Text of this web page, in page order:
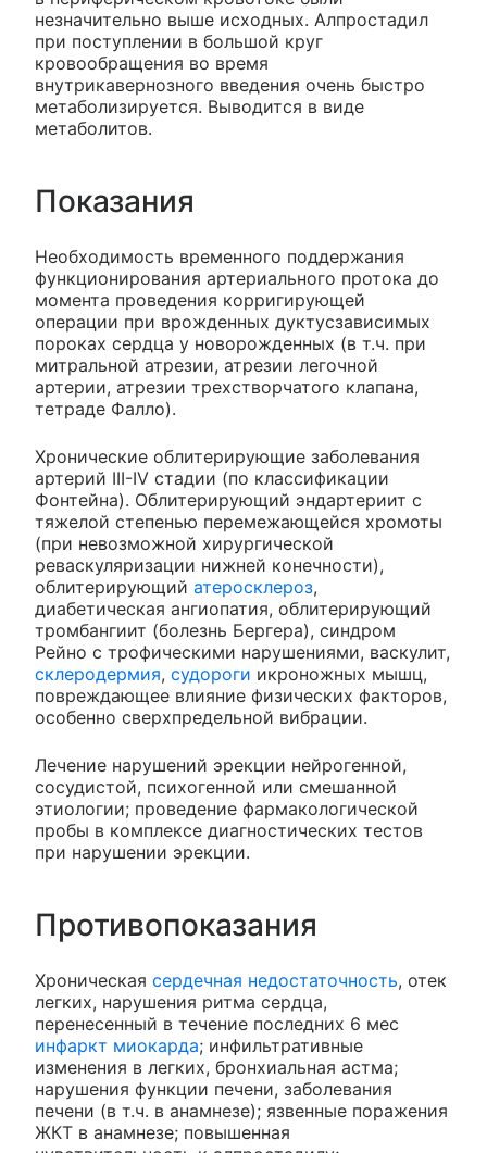
незначительно выше исходных. Алпростадил
при поступлении в большой круг
кровообращения во время
внутрикавернозного введения очень быстро
метаболизируется. Выводится в виде
метаболитов.
Показания
Необходимость временного поддержания
функционирования артериального протока до
момента проведения корригирующей
операции при врожденных дуктусзависимых
пороках сердца у новорожденных (в т.ч. при
митральной атрезии, атрезии легочной
артерии, атрезии трехстворчатого клапана,
тетраде Фалло).
Хронические облитерирующие заболевания
артерий III-IV стадии (по классификации
Фонтейна). Облитерирующий эндартериит с
тяжелой степенью перемежающейся хромоты
(при невозможной хирургической
реваскуляризации нижней конечности),
облитерирующий атеросклероз,
диабетическая ангиопатия, облитерирующий
тромбангиит (болезнь Бергера), синдром
Рейно с трофическими нарушениями, васкулит,
склеродермия, судороги икроножных мышц,
повреждающее влияние физических факторов,
особенно сверхпредельной вибрации.
Лечение нарушений эрекции нейрогенной,
сосудистой, психогенной или смешанной
этиологии; проведение фармакологической
пробы в комплексе диагностических тестов
при нарушении эрекции.
Противопоказания
Хроническая сердечная недостаточность, отек
легких, нарушения ритма сердца,
перенесенный в течение последних 6 мес
инфаркт миокарда; инфильтративные
изменения в легких, бронхиальная астма;
нарушения функции печени, заболевания
печени (в т.ч. в анамнезе); язвенные поражения
ЖКТ в анамнезе; повышенная